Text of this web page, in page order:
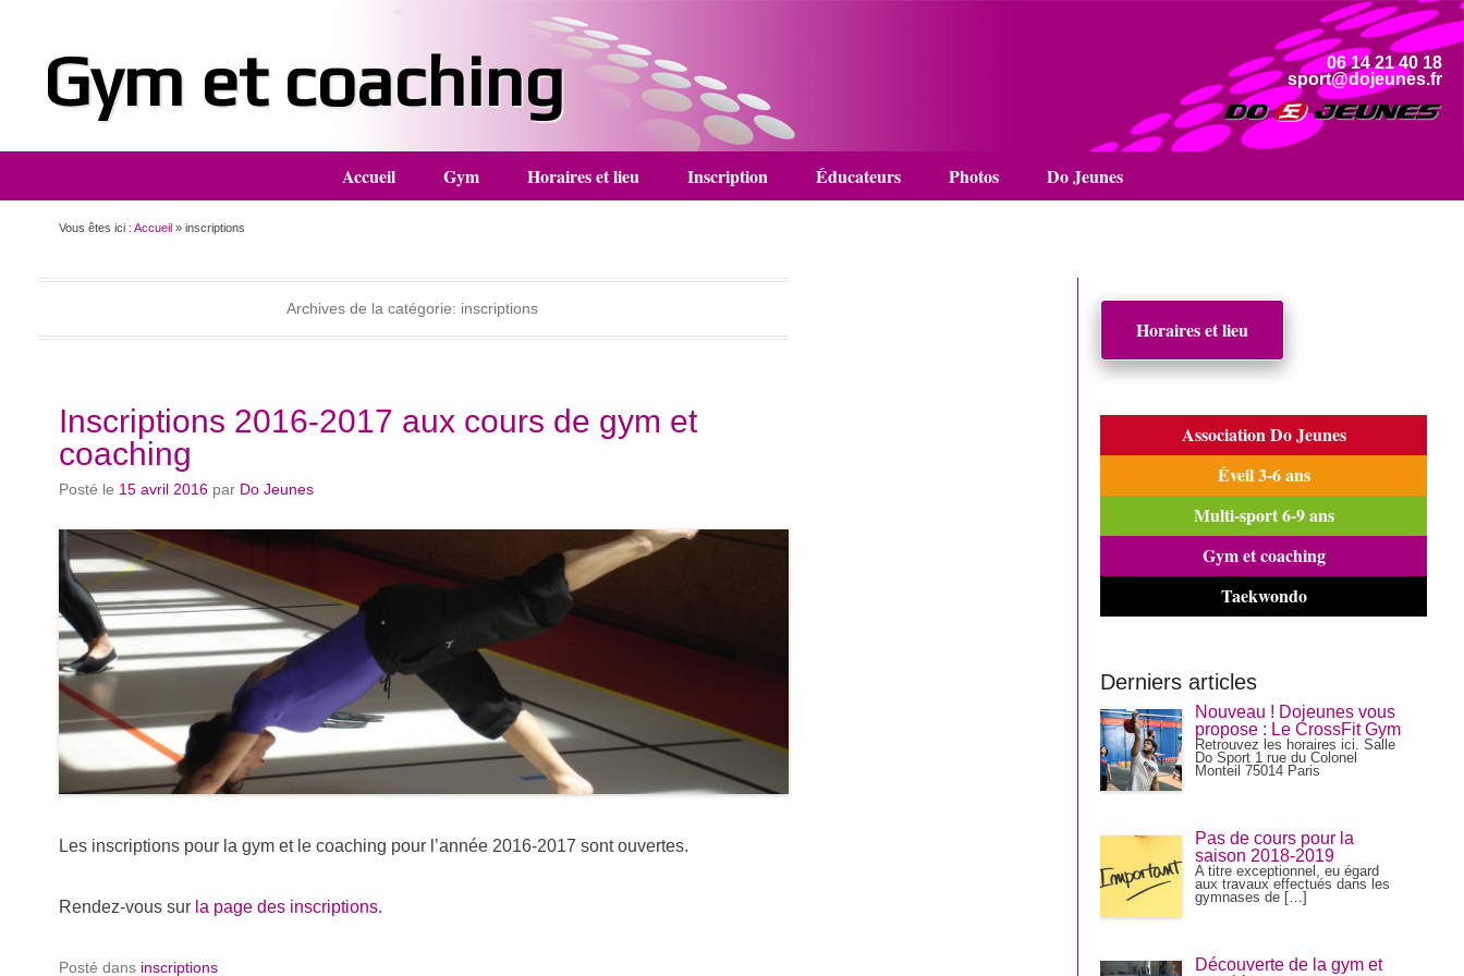
Gym et coaching
06 14 21 40 18
sport@dojeunes.fr
Accueil Gym Horaires et lieu Inscription Éducateurs Photos Do Jeunes
Vous êtes ici : Accueil» inscriptions
Archives de la catégorie: inscriptions
Inscriptions 2016-2017 aux cours de gym et
coaching
Posté le 15 avril 2016par Do Jeunes
Les inscriptions pour la gym et le coaching pour l’année 2016-2017 sont ouvertes.
Rendez-vous sur la page des inscriptions.
Posté dans inscriptions
Horaires et lieu
Association Do Jeunes
Éveil 3-6 ans
Multi-sport 6-9 ans
Gym et coaching
Taekwondo
Derniers articles
Nouveau ! Dojeunes vous
propose : Le CrossFit Gym
Retrouvez les horaires ici. Salle
Do Sport 1 rue du Colonel
Monteil 75014 Paris
Pas de cours pour la
saison 2018-2019
A titre exceptionnel, eu égard
aux travaux effectués dans les
gymnases de […]
Découverte de la gym et